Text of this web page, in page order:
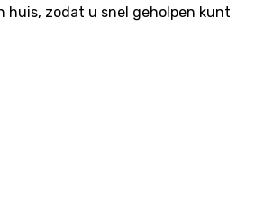
huis, zodat u snel geholpen kunt